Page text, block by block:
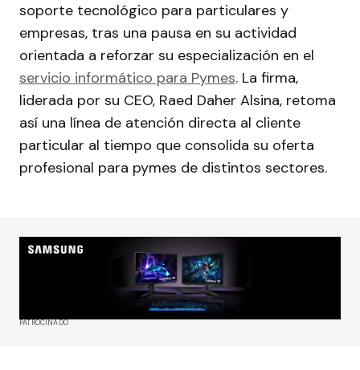
soporte tecnológico para particulares y
empresas, tras una pausa en su actividad
orientada a reforzar su especialización en el
servicio informático para Pymes. La firma,
liderada por su CEO, Raed Daher Alsina, retoma
así una línea de atención directa al cliente
particular al tiempo que consolida su oferta
profesional para pymes de distintos sectores.
PATROCINADO